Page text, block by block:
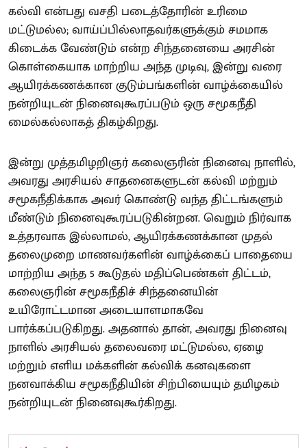
கல்வி என்பது வசதி படைத்தோரின் உரிமை
மட்டுமல்ல; வாய்ப்பில்லாதவர்களுக்கும் சமமாக
கிடைக்க வேண்டும் என்ற சிந்தனையை அரசின்
கொள்கையாக மாற்றிய அந்த முடிவு, இன்று வரை
ஆயிரக்கணக்கான குடும்பங்களின் வாழ்க்கையில்
நன்றியுடன் நினைவுகூரப்படும் ஒரு சமூகநீதி
மைல்கல்லாகத் திகழ்கிறது.
இன்று முத்தமிழறிஞர் கலைஞரின் நினைவு நாளில்,
அவரது அரசியல் சாதனைகளுடன் கல்வி மற்றும்
சமூகநீதிக்காக அவர் கொண்டு வந்த திட்டங்களும்
மீண்டும் நினைவுகூரப்படுகின்றன. வெறும் நிர்வாக
உத்தரவாக இல்லாமல், ஆயிரக்கணக்கான முதல்
தலைமுறை மாணவர்களின் வாழ்க்கைப் பாதையை
மாற்றிய அந்த 5 கூடுதல் மதிப்பெண்கள் திட்டம்,
கலைஞரின் சமூகநீதிச் சிந்தனையின்
உயிரோட்டமான அடையாளமாகவே
பார்க்கப்படுகிறது. அதனால் தான், அவரது நினைவு
நாளில் அரசியல் தலைவரை மட்டுமல்ல, ஏழை
மற்றும் எளிய மக்களின் கல்விக் கனவுகளை
நனவாக்கிய சமூகநீதியின் சிற்பியையும் தமிழகம்
நன்றியுடன் நினைவுகூர்கிறது.